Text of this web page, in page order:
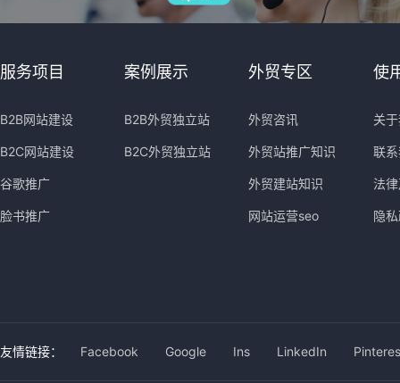
服务项目
B2B网站建设
B2C网站建设
谷歌推广
脸书推广
案例展示
B2B外贸独立站
B2C外贸独立站
外贸专区
外贸咨讯
外贸站推广知识
外贸建站知识
网站运营seo
使
关
联
法
隐
友情链接： Facebook Google Ins LinkedIn